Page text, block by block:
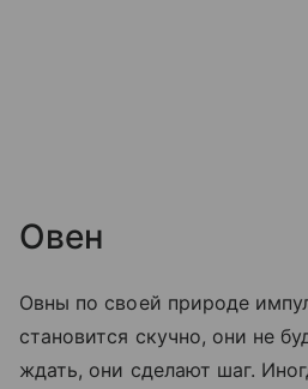
Овен
Овны по своей природе
становится скучно, они не
ждать, они сделают шаг.